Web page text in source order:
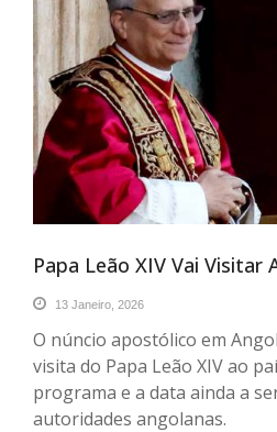
Papa Leão XIV Vai Visitar
13 Janeiro, 2026
O núncio apostólico em
visita do Papa Leão XIV ao
programa e a data ainda a
autoridades angolanas.